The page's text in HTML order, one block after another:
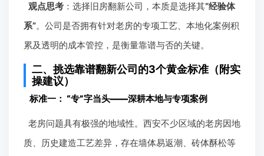
观点思考：选择旧房翻新公司，本质是选择其“经验体
系”。公司是否拥有针对老房的专项工艺、本地化案例积
累及透明的成本管控，是衡量靠谱与否的关键。
二、挑选靠谱翻新公司的3个黄金标准（附实
操建议）
标准一： “专”字当头——深耕本地与专项案例
老房问题具有极强的地域性。西安不少区域的老房因地
质、历史建造工艺差异，存在墙体易返潮、砖体酥松等